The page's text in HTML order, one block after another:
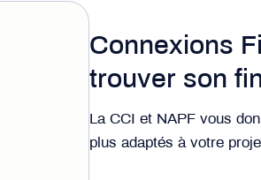
Connexions
trouver son
La CCI et NAPF vous
plus adaptés à votre